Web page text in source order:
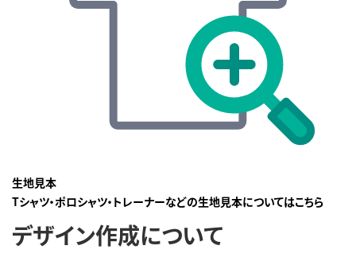
生地見本
Tシャツ・ポロシャツ・トレーナーなどの生地見本についてはこちら
デザイン作成について